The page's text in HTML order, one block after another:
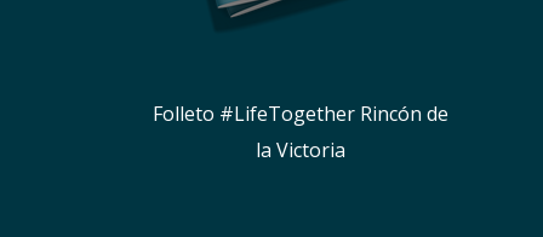
Folleto #LifeTogether Rincón de
la Victoria